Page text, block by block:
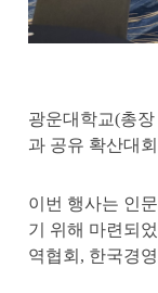
광운대학교(총
과 공유 확산대
이번 행사는 인
기 위해 마련되
역협회, 한국경